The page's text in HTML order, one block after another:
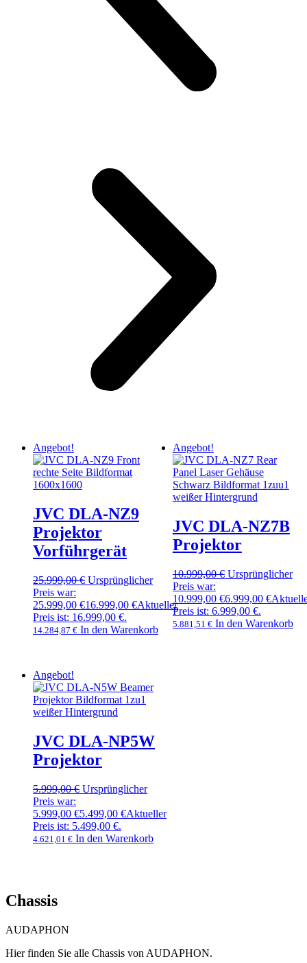
Angebot!
JVC DLA-NZ9
Projektor
Vorführgerät
25.999,00€ Ursprünglicher
Preis war:
25.999,00 €16.999,00 €Aktueller
Preis ist: 16.999,00 €.
14.284,87 € In den Warenkorb
Angebot!
JVC DLA-NZ7B
Projektor
10.999,00€ Ursprünglicher
Preis war:
10.999,00 €6.999,00 €
Preis ist: 6.999,00 €.
5.881,51 € In den Warenkorb
Angebot!
JVC DLA-NP5W
Projektor
5.999,00€ Ursprünglicher
Preis war:
5.999,00 €5.499,00 €Aktueller
Preis ist: 5.499,00 €.
4.621,01 € In den Warenkorb
Chassis
AUDAPHON
Hier finden Sie alle Chassis von AUDAPHON.